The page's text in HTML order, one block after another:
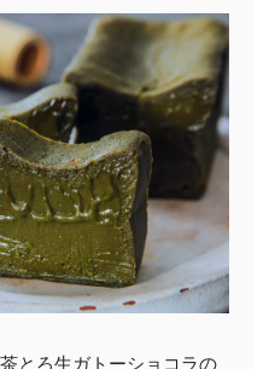
とろ生ガトーショコラの